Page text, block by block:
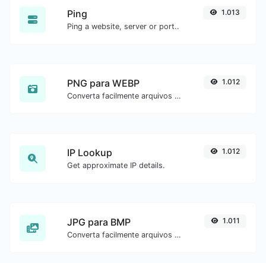
Ping
Ping a website, server or port..
1.013
PNG para WEBP
Converta facilmente arquivos de imagem PNG para WEBP.
1.012
IP Lookup
Get approximate IP details.
1.012
JPG para BMP
Converta facilmente arquivos de imagem JPG para BMP.
1.011